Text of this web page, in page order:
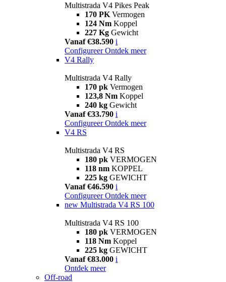
Multistrada V4 Pikes Peak
170 PK Vermogen
124 Nm Koppel
227 Kg Gewicht
Vanaf €38.590 i
Configureer Ontdek meer
V4 Rally
Multistrada V4 Rally
170 pk Vermogen
123,8 Nm Koppel
240 kg Gewicht
Vanaf €33.790 i
Configureer Ontdek meer
V4 RS
Multistrada V4 RS
180 pk VERMOGEN
118 nm KOPPEL
225 kg GEWICHT
Vanaf €46.590 i
Configureer Ontdek meer
new Multistrada V4 RS 100
Multistrada V4 RS 100
180 pk VERMOGEN
118 Nm Koppel
225 kg GEWICHT
Vanaf €83.000 i
Ontdek meer
Off-road